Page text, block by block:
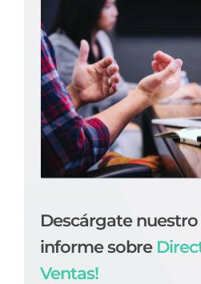
Descárgate
informe sobre
Ventas!